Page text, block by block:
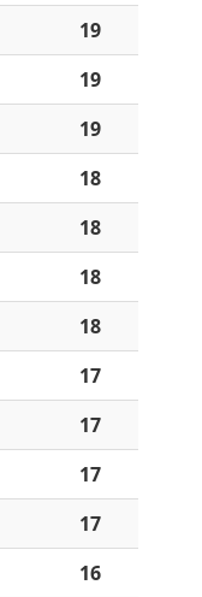
19
19
19
18
18
18
18
17
17
17
17
16